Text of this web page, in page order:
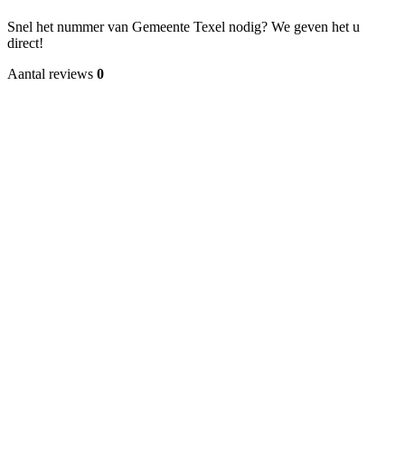
Snel het nummer van Gemeente Texel nodig? We geven het u
direct!
Aantal reviews 0